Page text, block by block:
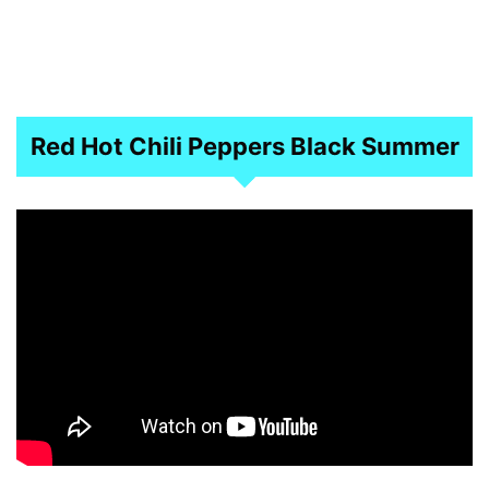
Red Hot Chili Peppers Black Summer